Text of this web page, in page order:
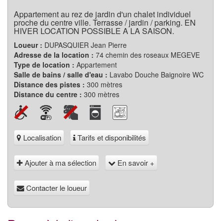
Appartement au rez de jardin d'un chalet individuel
proche du centre ville. Terrasse / jardin / parking. EN
HIVER LOCATION POSSIBLE A LA SAISON.
Loueur : DUPASQUIER Jean Pierre
Adresse de la location : 74 chemin des roseaux MEGEVE
Type de location : Appartement
Salle de bains / salle d'eau : Lavabo Douche Baignoire WC
Distance des pistes : 300 mètres
Distance du centre : 300 mètres
Localisation Tarifs et disponibilités
Ajouter à ma sélection En savoir +
Contacter le loueur